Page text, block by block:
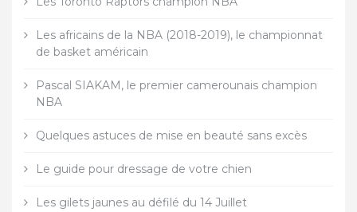
Les africains de la NBA (2018-2019), le championnat
de basket américain
Pascal SIAKAM, le premier camerounais champion
NBA
Quelques astuces de mise en beauté sans excès
Le guide pour dressage de votre chien
Les gilets jaunes au défilé du 14 Juillet